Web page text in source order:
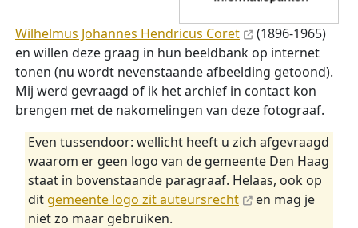
Wilhelmus Johannes Hendricus Coret
(1896-1965)
en willen deze graag in hun beeldbank op internet
tonen (nu wordt nevenstaande afbeelding getoond).
Mij werd gevraagd of ik het archief in contact kon
brengen met de nakomelingen van deze fotograaf.
Even tussendoor: wellicht heeft u zich afgevraagd
waarom er geen logo van de gemeente Den Haag
staat in bovenstaande paragraaf. Helaas, ook op
dit gemeente logo zit auteursrecht
en mag je
niet zo maar gebruiken.